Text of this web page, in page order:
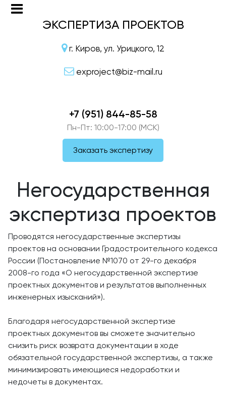
ЭКСПЕРТИЗА ПРОЕКТОВ
г. Киров, ул. Урицкого, 12
exproject@biz-mail.ru
+7 (951) 844-85-58
Пн-Пт: 10:00-17:00 (МСК)
Заказать экспертизу
Негосударственная
экспертиза проектов
Проводятся негосударственные экспертизы
проектов на основании Градостроительного кодекса
России (Постановление №1070 от 29-го декабря
2008-го года «О негосударственной экспертизе
проектных документов и результатов выполненных
инженерных изысканий»).
Благодаря негосударственной экспертизе
проектных документов вы сможете значительно
снизить риск возврата документации в ходе
обязательной государственной экспертизы, а также
минимизировать имеющиеся недоработки и
недочеты в документах.